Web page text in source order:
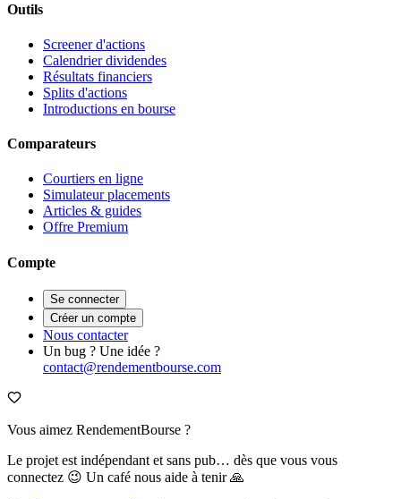
Outils
Screener d'actions
Calendrier dividendes
Résultats financiers
Splits d'actions
Introductions en bourse
Comparateurs
Courtiers en ligne
Simulateur placements
Articles & guides
Offre Premium
Compte
Se connecter
Créer un compte
Nous contacter
Un bug ? Une idée ?
contact@rendementbourse.com
Vous aimez RendementBourse ?
Le projet est indépendant et sans pub… dès que vous vous
connectez 😉 Un café nous aide à tenir 🙏